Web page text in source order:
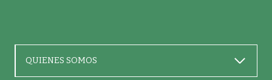
QUIENES SOMOS